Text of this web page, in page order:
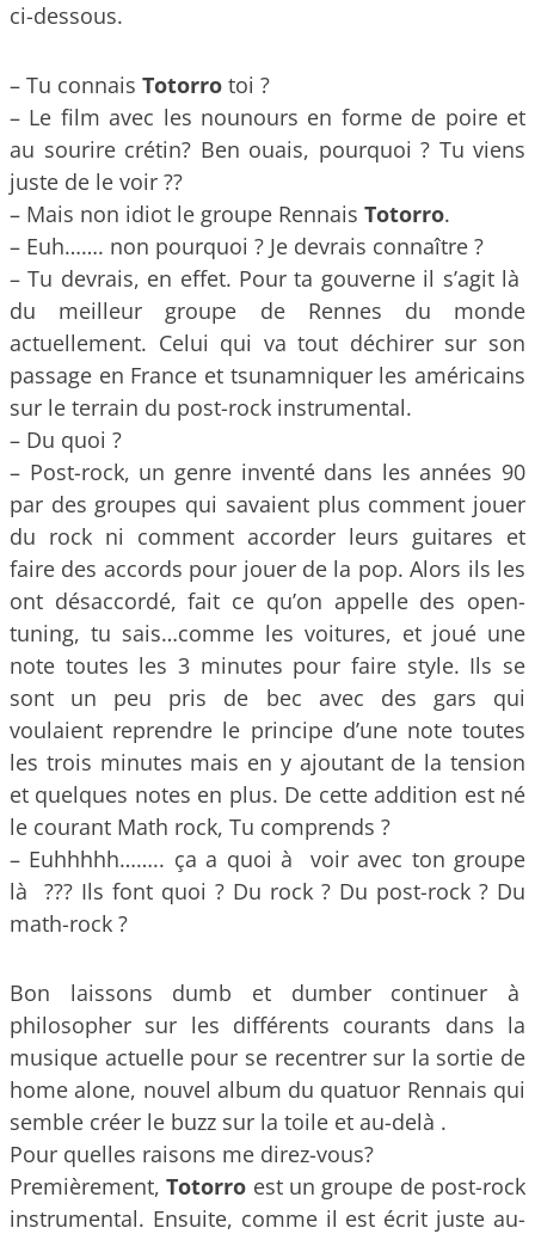
ci-dessous.
– Tu connais Totorro toi ?
– Le film avec les nounours en forme de poire et
au sourire crétin? Ben ouais, pourquoi ? Tu viens
juste de le voir ??
– Mais non idiot le groupe Rennais Totorro.
– Euh……. non pourquoi ? Je devrais connaître ?
– Tu devrais, en effet. Pour ta gouverne il s’agit là
du meilleur groupe de Rennes du monde
actuellement. Celui qui va tout déchirer sur son
passage en France et tsunamniquer les américains
sur le terrain du post-rock instrumental.
– Du quoi ?
– Post-rock, un genre inventé dans les années 90
par des groupes qui savaient plus comment jouer
du rock ni comment accorder leurs guitares et
faire des accords pour jouer de la pop. Alors ils les
ont désaccordé, fait ce qu’on appelle des open-
tuning, tu sais…comme les voitures, et joué une
note toutes les 3 minutes pour faire style. Ils se
sont un peu pris de bec avec des gars qui
voulaient reprendre le principe d’une note toutes
les trois minutes mais en y ajoutant de la tension
et quelques notes en plus. De cette addition est né
le courant Math rock, Tu comprends ?
– Euhhhhh…….. ça a quoi à voir avec ton groupe
là ??? Ils font quoi ? Du rock ? Du post-rock ? Du
math-rock ?
Bon laissons dumb et dumber continuer à
philosopher sur les différents courants dans la
musique actuelle pour se recentrer sur la sortie de
home alone, nouvel album du quatuor Rennais qui
semble créer le buzz sur la toile et au-delà .
Pour quelles raisons me direz-vous?
Premièrement,Totorro est un groupe de post-rock
instrumental. Ensuite, comme il est écrit juste au-